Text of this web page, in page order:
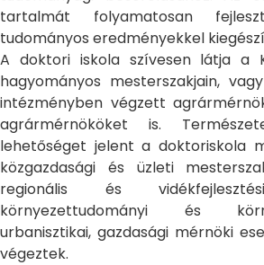
tartalmát folyamatosan
tudományos eredményekkel
A doktori iskola szívesen látja a
hagyományos mesterszakjain,
intézményben végzett
agrármérnököket is.
lehetőséget jelent a doktoriskola
közgazdasági és üzleti
regionális és
környezettudományi és
urbanisztikai, gazdasági mérnöki
végeztek.